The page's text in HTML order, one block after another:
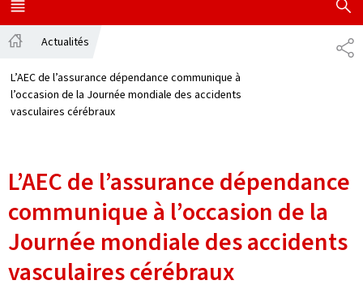
MENU
PRINCIPAL
Actualités
L’AEC de l’assurance dépendance communique à
l’occasion de la Journée mondiale des accidents
vasculaires cérébraux
L’AEC de l’assurance dépendance
communique à l’occasion de la
Journée mondiale des accidents
vasculaires cérébraux